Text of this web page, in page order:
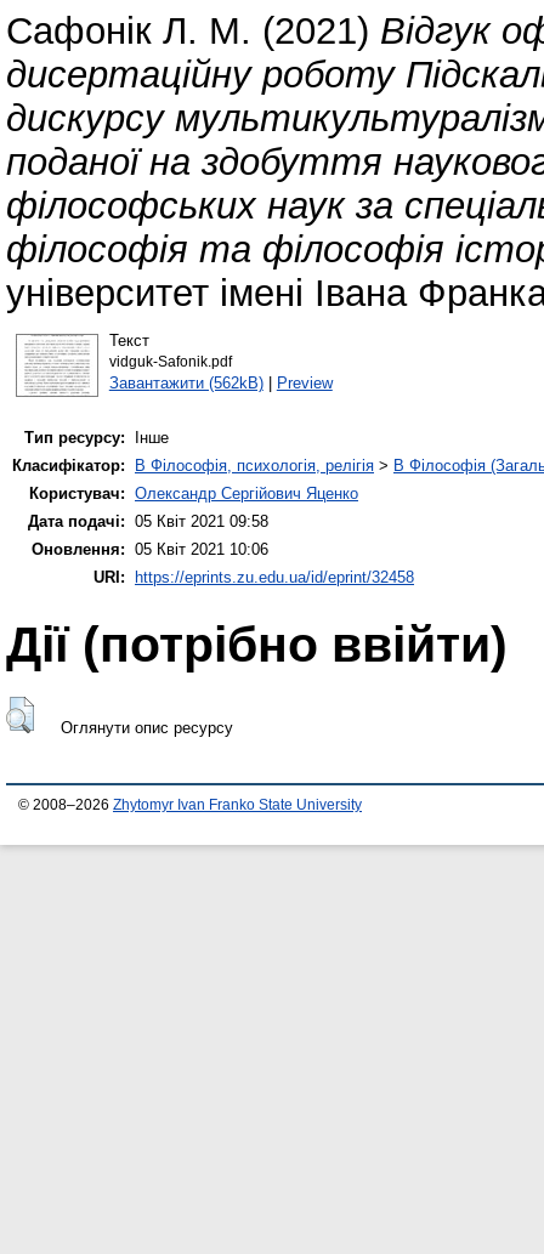
Сафонік Л. М. (2021) Відгук
дисертаційну роботу
дискурсу
поданої на здобуття
філософських наук за
філософія та філософія
університет імені Івана
Текст
vidguk-Safonik.pdf
Завантажити (562kB)| Preview
Тип ресурсу:
Інше
Класифікатор:
B Філософія, психологія, релігія > B Філософія
Користувач: Олександр Сергійович Яценко
Дата подачі: 05 Квіт 2021 09:58
Оновлення: 05 Квіт 2021 10:06
URI:
https://eprints.zu.edu.ua/id/eprint/32458
Дії ​​(потрібно ввійти)
Оглянути опис ресурсу
© 2008–2026 Zhytomyr Ivan Franko State University